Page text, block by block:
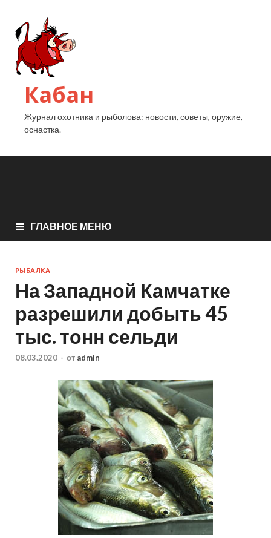
Кабан
Журнал охотника и рыболова: новости, советы, оружие,
оснастка.
ГЛАВНОЕ МЕНЮ
РЫБАЛКА
На Западной Камчатке
разрешили добыть 45
тыс. тонн сельди
08.03.2020 - от admin